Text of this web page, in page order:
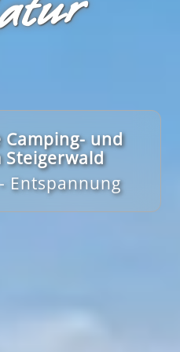
Camping- und
Entspannung